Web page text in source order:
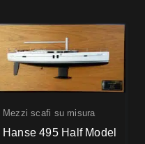
Mezzi scafi su misura
Hanse 495 Half Model